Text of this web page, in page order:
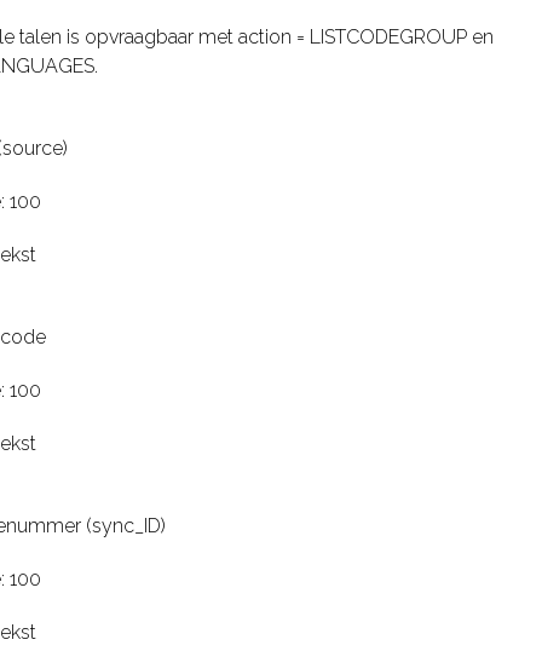
talen is opvraagbaar met action = LISTCODEGROUP en
100
100
(sync_ID)
100